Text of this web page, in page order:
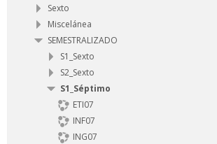
Sexto
Miscelánea
SEMESTRALIZADO
S1_Sexto
S2_Sexto
S1_Séptimo
ETI07
INF07
ING07